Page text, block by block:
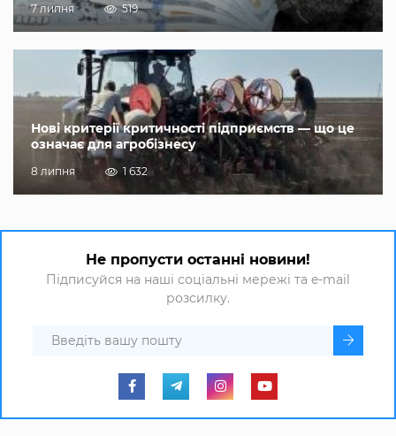
7 липня 519
Нові критерії критичності підприємств — що це
означає для агробізнесу
8 липня 1 632
Не пропусти останні новини!
Підписуйся на наші соціальні мережі та e-mail
розсилку.